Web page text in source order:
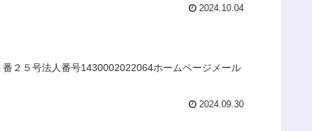
2024.10.04
２５号法人番号1430002022064ホームページメール
2024.09.30